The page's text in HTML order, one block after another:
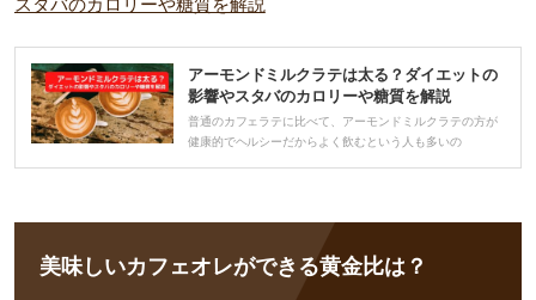
アーモンドミルクラテは太る？ダイエットの
影響やスタバのカロリーや糖質を解説
普通のカフェラテに比べて、アーモンドミルクラテの方が
健康的でヘルシーだからよく飲むという人も多いの
美味しいカフェオレができる黄金比は？